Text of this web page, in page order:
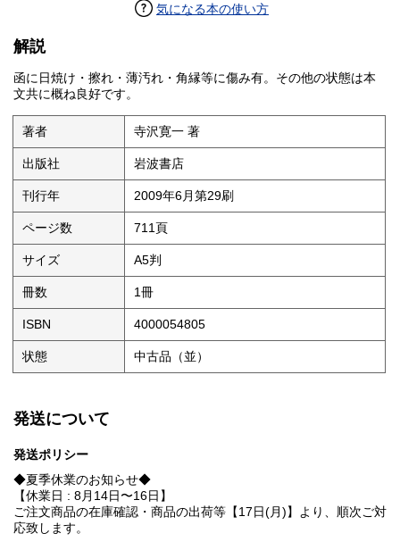
気になる本の使い方
解説
函に日焼け・擦れ・薄汚れ・角縁等に傷み有。その他の状態は本
文共に概ね良好です。
著者 寺沢寛一 著
出版社 岩波書店
刊行年 2009年6月第29刷
ページ数 711頁
サイズ A5判
冊数 1冊
ISBN 4000054805
状態 中古品（並）
発送について
発送ポリシー
◆夏季休業のお知らせ◆
【休業日 : 8月14日〜16日】
ご注文商品の在庫確認・商品の出荷等【17日(月)】より、順次ご対
応致します。